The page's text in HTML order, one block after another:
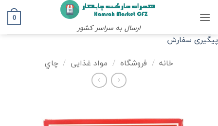
ارسال به سراسر کشور
0
پیگیری سفارش
خانه / فروشگاه / مواد غذایی / چاي